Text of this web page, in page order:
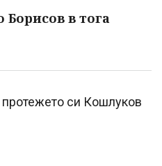
Борисов в тога
си Кошлуков